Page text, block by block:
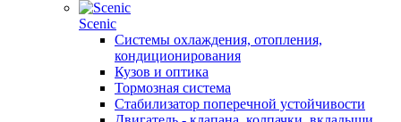
Scenic
Системы охлаждения, отопления,
кондиционирования
Кузов и оптика
Тормозная система
Стабилизатор поперечной устойчивости